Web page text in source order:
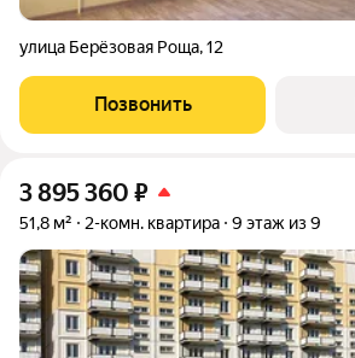
улица Берёзовая Роща,12
Позвонить
3 895 360 ₽
51,8 м² 2-комн. квартира 9 этаж из 9